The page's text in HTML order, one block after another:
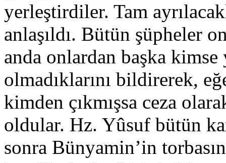
yerleştirdiler. Tam
anlaşıldı. Bütün şüpheler
anda onlardan başka kimse
olmadıklarını bildirerek,
kimden çıkmışsa ceza
oldular. Hz. Yûsuf bütün
sonra Bünyamin’in